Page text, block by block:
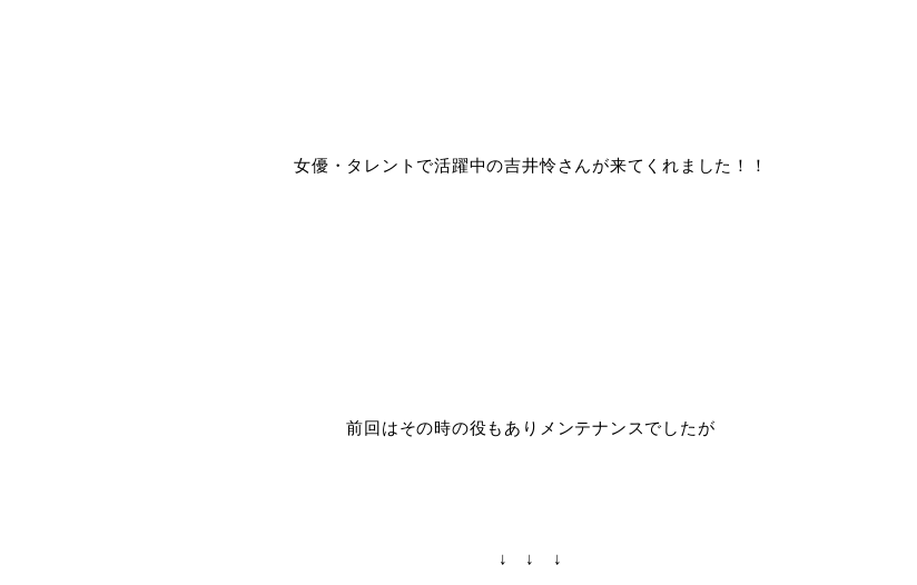
女優・タレントで活躍中の吉井怜さんが来てくれました！！
前回はその時の役もありメンテナンスでしたが
↓ ↓ ↓